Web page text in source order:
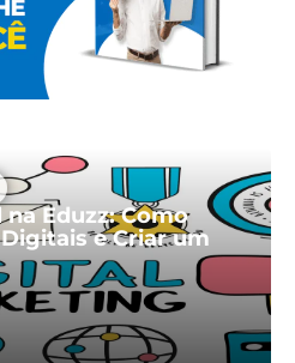
Eduzz: Como
e Criar um